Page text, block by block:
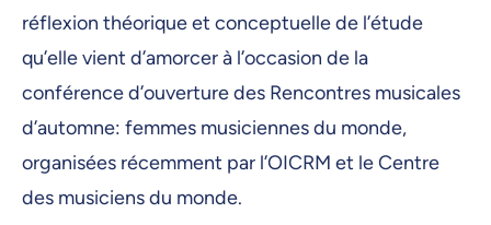
réflexion théorique et conceptuelle de l’étude
qu’elle vient d’amorcer à l’occasion de la
conférence d’ouverture des Rencontres musicales
d’automne: femmes musiciennes du monde,
organisées récemment par l’OICRM et le Centre
des musiciens du monde.